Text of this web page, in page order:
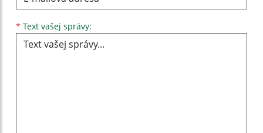
* Text vašej správy: